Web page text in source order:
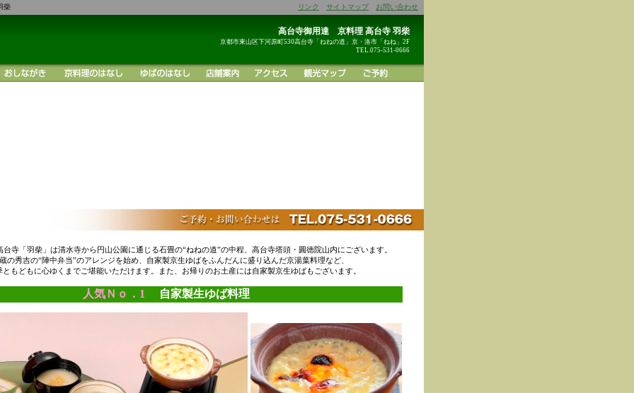
柴 リンク サイトマップ お問い合わせ
高台寺御用達 京料理 高台寺 羽柴
京都市東山区下河原町530高台寺「ねねの道」京・洛市「ねね」2F
TEL.075-531-0666
寺「羽柴」は清水寺から円山公園に通じる石畳の“ねねの道”の中程、高台寺塔頭・圓徳院山内にございます。
の秀吉の“陣中弁当”のアレンジを始め、自家製京生ゆばをふんだんに盛り込んだ京湯葉料理など、
ともどもに心ゆくまでご堪能いただけます。また、お帰りのお土産には自家製京生ゆばもございます。
人気Ｎｏ．1 自家製生ゆば料理